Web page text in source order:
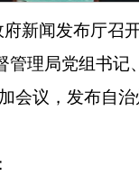
新闻发布厅召
理局党组书
会议，发布自
：